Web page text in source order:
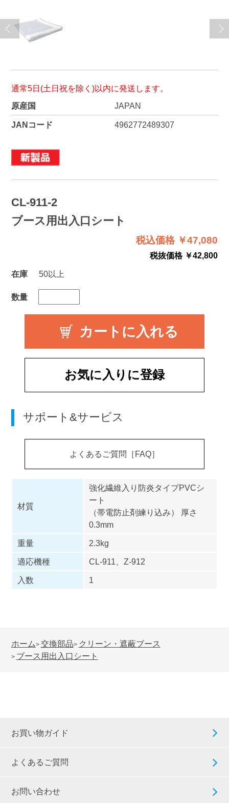
通常5日(土日祝を除く)以内に発送します。
原産国
JAPAN
JANコード 4962772489307
CL-911-2
ブース用出入口シート
税込価格 ￥47,080
税抜価格 ￥42,800
在庫
50以上
数量
お気に入りに登録
サポート&サービス
よくあるご質問［FAQ］
材質
強化繊維入り防炎タイプPVCシ
ート
（帯電防止剤練り込み） 厚さ
0.3mm
重量
2.3kg
適応機種
CL-911、Z-912
入数
1
ホーム> 交換部品> クリーン・遮蔽ブース
> ブース用出入口シート
お買い物ガイド
よくあるご質問
お問い合わせ